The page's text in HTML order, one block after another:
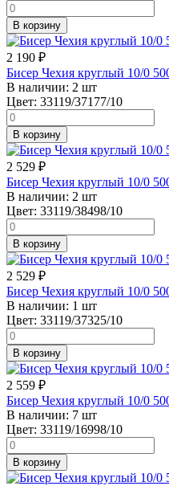
В корзину
2 190 ₽
Бисер Чехия круглый 10/0
В наличии: 2 шт
Цвет: 33119/37177/10
В корзину
2 529 ₽
Бисер Чехия круглый 10/0
В наличии: 2 шт
Цвет: 33119/38498/10
В корзину
2 529 ₽
Бисер Чехия круглый 10/0
В наличии: 1 шт
Цвет: 33119/37325/10
В корзину
2 559 ₽
Бисер Чехия круглый 10/0
В наличии: 7 шт
Цвет: 33119/16998/10
В корзину